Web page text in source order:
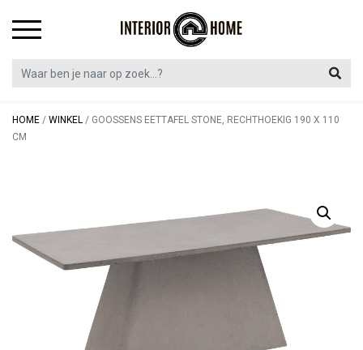
HOME / WINKEL / GOOSSENS EETTAFEL STONE, RECHTHOEKIG 190 X 110
CM